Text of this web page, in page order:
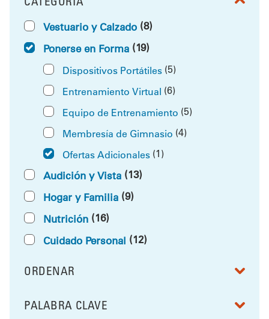
FILTRAR POR
Vestuario y Calzado (8)
Ponerse en Forma (19)
Dispositivos Portátiles (5)
Entrenamiento Virtual (6)
Equipo de Entrenamiento (5)
Membresía de Gimnasio (4)
Ofertas Adicionales (1)
Audición y Vista (13)
Hogar y Familia (9)
Nutrición (16)
Cuidado Personal (12)
ORDENAR
RESULTS BY
FILTRAR POR
PALABRA CLAVE